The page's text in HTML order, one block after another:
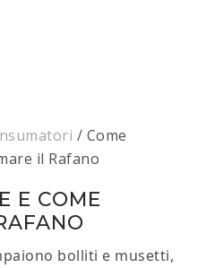
/ Come
il Rafano
E COME
bolliti e musetti,